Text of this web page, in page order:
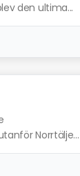
den ultima...
Norrtälje...